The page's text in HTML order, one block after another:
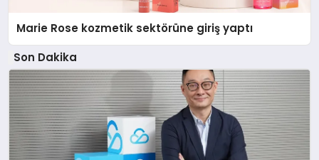
Marie Rose kozmetik sektörüne giriş yaptı
Son Dakika